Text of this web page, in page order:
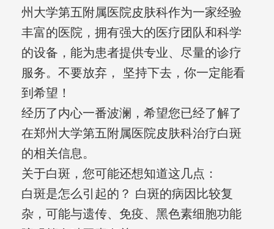
州大学第五附属医院皮肤科作为一家经验
丰富的医院，拥有强大的医疗团队和科学
的设备，能为患者提供专业、尽量的诊疗
服务。不要放弃， 坚持下去，你一定能看
到希望！
经历了内心一番波澜，希望您已经了解了
在郑州大学第五附属医院皮肤科治疗白斑
的相关信息。
关于白斑，您可能还想知道这几点：
白斑是怎么引起的？ 白斑的病因比较复
杂，可能与遗传、免疫、黑色素细胞功能